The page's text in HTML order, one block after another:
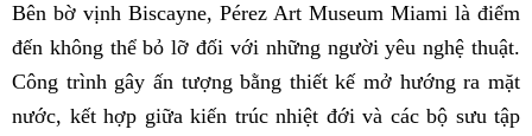
Bên bờ vịnh Biscayne, Pérez Art Museum Miami là điểm
đến không thể bỏ lỡ đối với những người yêu nghệ thuật.
Công trình gây ấn tượng bằng thiết kế mở hướng ra mặt
nước, kết hợp giữa kiến trúc nhiệt đới và các bộ sưu tập